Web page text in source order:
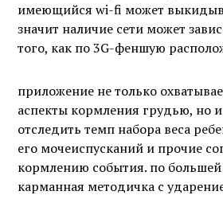
имеющийся wi-fi может
значит наличие сети может
того, как по 3G-феншую
приложение не только
аспекты кормления грудью, но и
отследить темп набора веса
его мочеиспусканий и прочие
кормлению события. по большей
карманная методичка с